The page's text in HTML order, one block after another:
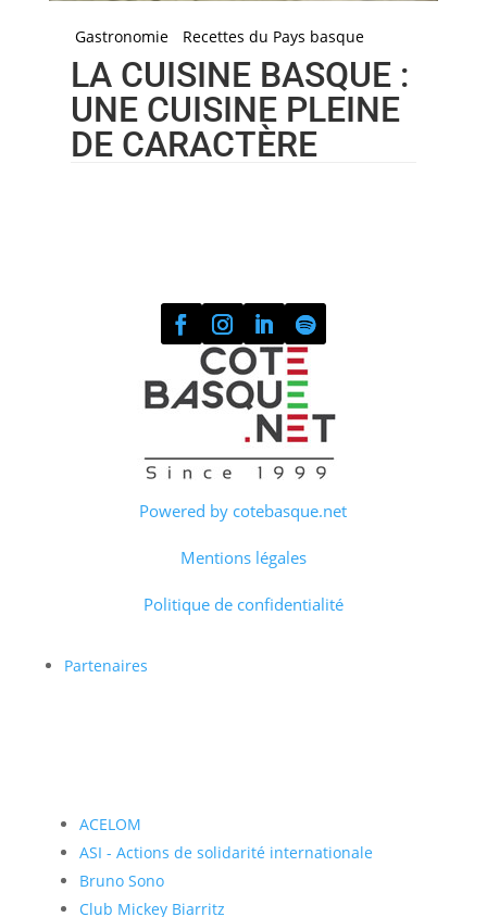
Gastronomie Recettes du Pays basque
LA CUISINE BASQUE :
UNE CUISINE PLEINE
DE CARACTÈRE
Powered by cotebasque.net
Mentions légales
Politique de confidentialité
Partenaires
ACELOM
ASI - Actions de solidarité internationale
Bruno Sono
Club Mickey Biarritz